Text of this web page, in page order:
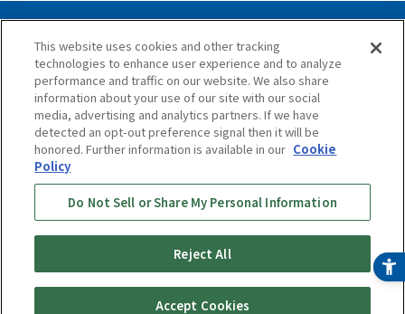
Privacy Policy Cookie Policy
Accessibility Statement
Terms & Conditions
Information Security Policy
Social Media Use Policy
Quality Policy
Chat Terms & Conditions
Online Store Terms & Conditions
Shipping Policy
Return & Cancellation Policy
Repair Policy
Online Store Shopping Guide
Copyright © TIGER CORPORATION
This website uses cookies and other tracking
technologies to enhance user experience and to analyze
performance and traffic on our website. We also share
information about your use of our site with our social
media, advertising and analytics partners. If we have
detected an opt-out preference signal then it will be
honored. Further information is available in our Cookie
Policy
Do Not Sell or Share My Personal Information
Reject All
Accept Cookies